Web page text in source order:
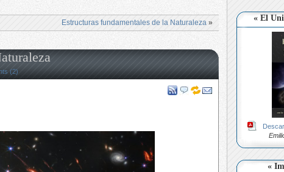
« El
Emilio
«
Estructuras fundamentales de la Naturaleza »
(2)